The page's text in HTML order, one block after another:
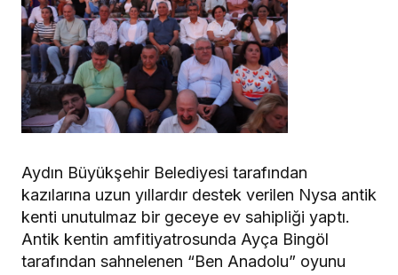
Aydın Büyükşehir Belediyesi tarafından
kazılarına uzun yıllardır destek verilen Nysa antik
kenti unutulmaz bir geceye ev sahipliği yaptı.
Antik kentin amfitiyatrosunda Ayça Bingöl
tarafından sahnelenen “Ben Anadolu” oyunu